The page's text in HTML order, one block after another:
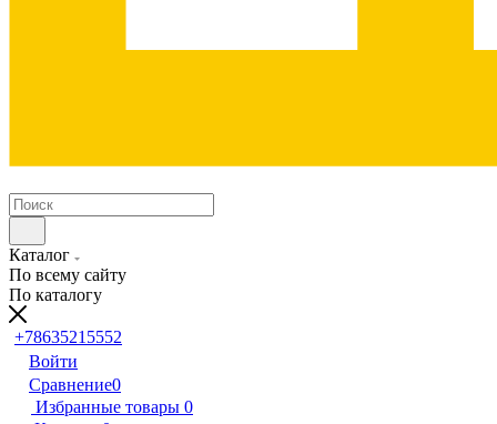
Каталог
По всему сайту
По каталогу
+78635215552
Войти
Сравнение0
Избранные товары 0